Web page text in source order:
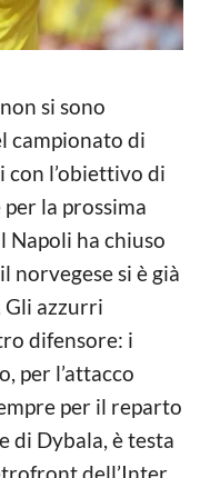
si sono
campionato di
l’obiettivo di
la prossima
ha chiuso
il norvegese si è già
Gli azzurri
difensore: i
per l’attacco
per il reparto
di Dybala, è testa
dell’Inter.